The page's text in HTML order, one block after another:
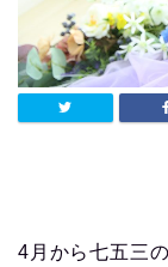
4月から七五三